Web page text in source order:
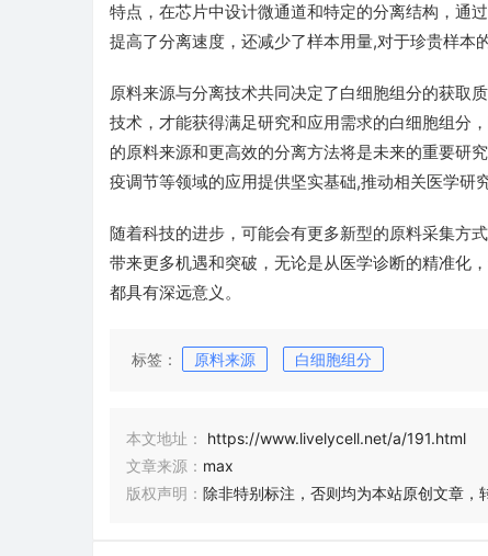
特点，在芯片中设计微通道和特定的分离结构，通
提高了分离速度，还减少了样本用量,对于珍贵样本
原料来源与分离技术共同决定了白细胞组分的获取
技术，才能获得满足研究和应用需求的白细胞组分
的原料来源和更高效的分离方法将是未来的重要研
疫调节等领域的应用提供坚实基础,推动相关医学研
随着科技的进步，可能会有更多新型的原料采集方
带来更多机遇和突破，无论是从医学诊断的精准化
都具有深远意义。
标签： 原料来源 白细胞组分
本文地址：
https://www.livelycell.net/a/191.html
文章来源： max
版权声明： 除非特别标注，否则均为本站原创文章，